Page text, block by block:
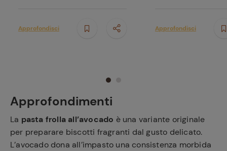
Approfondimenti
La pasta frolla all’avocado è una variante originale
per preparare biscotti fragranti dal gusto delicato.
L’avocado dona all’impasto una consistenza morbida
Approfondisci Approfondisci